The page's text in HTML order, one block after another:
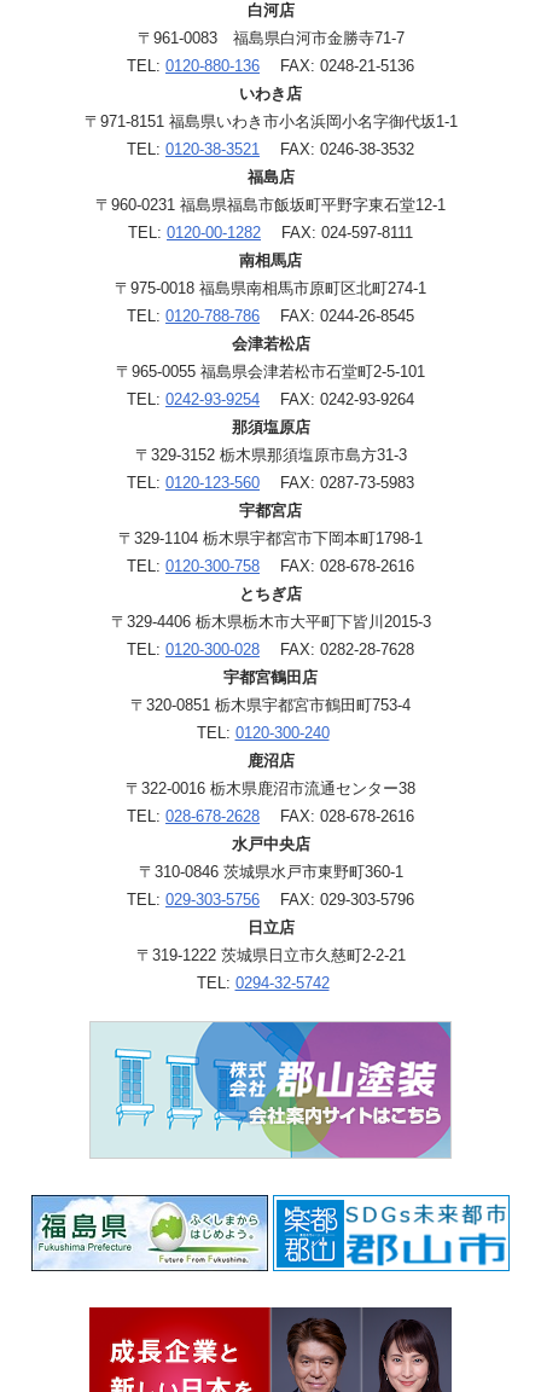
白河店
〒961-0083 福島県白河市金勝寺71-7
TEL: 0120-880-136 FAX: 0248-21-5136
いわき店
〒971-8151 福島県いわき市小名浜岡小名字御代坂1-1
TEL: 0120-38-3521 FAX: 0246-38-3532
福島店
〒960-0231 福島県福島市飯坂町平野字東石堂12-1
TEL: 0120-00-1282 FAX: 024-597-8111
南相馬店
〒975-0018 福島県南相馬市原町区北町274-1
TEL: 0120-788-786 FAX: 0244-26-8545
会津若松店
〒965-0055 福島県会津若松市石堂町2-5-101
TEL: 0242-93-9254 FAX: 0242-93-9264
那須塩原店
〒329-3152 栃木県那須塩原市島方31-3
TEL: 0120-123-560 FAX: 0287-73-5983
宇都宮店
〒329-1104 栃木県宇都宮市下岡本町1798-1
TEL: 0120-300-758 FAX: 028-678-2616
とちぎ店
〒329-4406 栃木県栃木市大平町下皆川2015-3
TEL: 0120-300-028 FAX: 0282-28-7628
宇都宮鶴田店
〒320-0851 栃木県宇都宮市鶴田町753-4
TEL: 0120-300-240
鹿沼店
〒322-0016 栃木県鹿沼市流通センター38
TEL: 028-678-2628 FAX: 028-678-2616
水戸中央店
〒310-0846 茨城県水戸市東野町360-1
TEL: 029-303-5756 FAX: 029-303-5796
日立店
〒319-1222 茨城県日立市久慈町2-2-21
TEL: 0294-32-5742